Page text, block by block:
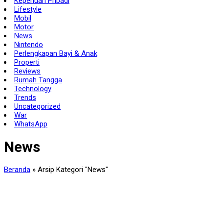
Lifestyle
Mobil
Motor
News
Nintendo
Perlengkapan Bayi & Anak
Properti
Reviews
Rumah Tangga
Technology
Trends
Uncategorized
War
WhatsApp
News
Beranda » Arsip Kategori "News"